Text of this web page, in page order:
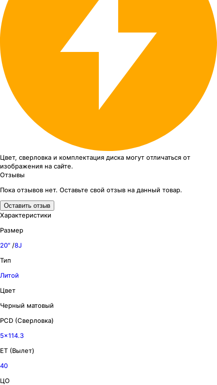
Цвет, сверловка и комплектация диска могут отличаться от
изображения на сайте.
Отзывы
Пока отзывов нет. Оставьте свой отзыв на данный товар.
Оставить отзыв
Характеристики
Размер
20″ /8J
Тип
Литой
Цвет
Черный матовый
PCD (Сверловка)
5x114.3
ET (Вылет)
40
ЦО